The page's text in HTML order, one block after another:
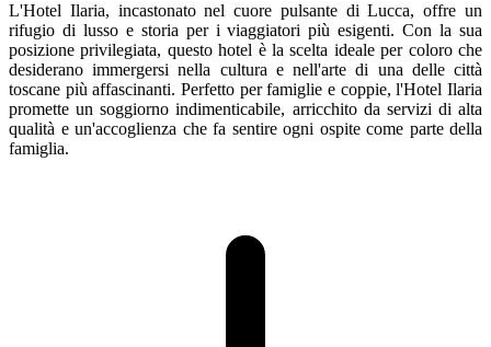
L'Hotel Ilaria, incastonato nel cuore pulsante di Lucca, offre un
rifugio di lusso e storia per i viaggiatori più esigenti. Con la sua
posizione privilegiata, questo hotel è la scelta ideale per coloro che
desiderano immergersi nella cultura e nell'arte di una delle città
toscane più affascinanti. Perfetto per famiglie e coppie, l'Hotel Ilaria
promette un soggiorno indimenticabile, arricchito da servizi di alta
qualità e un'accoglienza che fa sentire ogni ospite come parte della
famiglia.